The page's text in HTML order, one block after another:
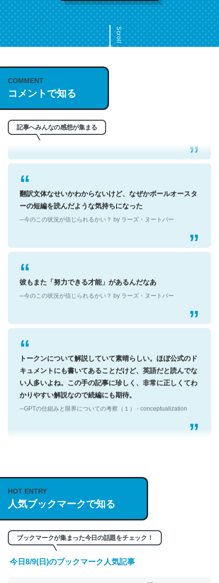
Scroll
COMMENT
コメントで知る
記事へみんなの感想が集まる
これは名文。彼はとてもクレバーなんだろうなと凄く思
う。英語少しでも読める人は原文もお勧め。自分はこの流
─今のこの状況が信じられるかい？ by ラーズ・ヌートバー
翻訳文体なせいかわからないけど、なぜかポールオースタ
ーの短編を読んだような気持ちになった
─今のこの状況が信じられるかい？ by ラーズ・ヌートバー
彼もまた「努力できる才能」があるんだなあ
─今のこの状況が信じられるかい？ by ラーズ・ヌートバー
トークンについて解説していて素晴らしい。ほぼ公式のド
キュメントにも書いてあることだけど、英語だと読んでな
い人多いよね。この手の記事に珍しく、非常に正しくてわ
かりやすい解説なので続編にも期待。
─GPTの仕組みと限界についての考察（１） - conceptualization
説してる記事が少ないので貴重な良記事。/続編来た
https://isobe324649.hatenablog.com/entry/2023/03/27
/064121
─GPTの仕組みと限界についての考察（１） - conceptualization
HOT ENTRY
人気ブックマークで知る
ブックマークが集まった今日の話題をチェック！
今日8/9(日)のブックマーク人気記事